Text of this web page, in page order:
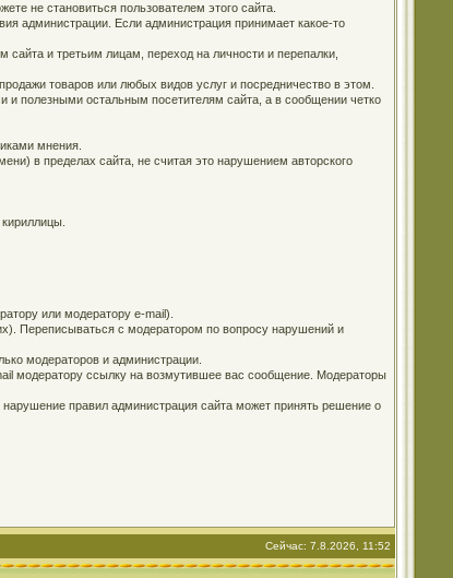
не становиться пользователем этого сайта.
администрации. Если администрация принимает какое-то
и третьим лицам, переход на личности и перепалки,
товаров или любых видов услуг и посредничество в этом.
и полезными остальным посетителям сайта, а в сообщении четко
мнения.
в пределах сайта, не считая это нарушением авторского
или модератору e-mail).
Переписываться с модератором по вопросу нарушений и
модераторов и администрации.
модератору ссылку на возмутившее вас сообщение. Модераторы
правил администрация сайта может принять решение о
Сейчас: 7.8.2026, 11:52